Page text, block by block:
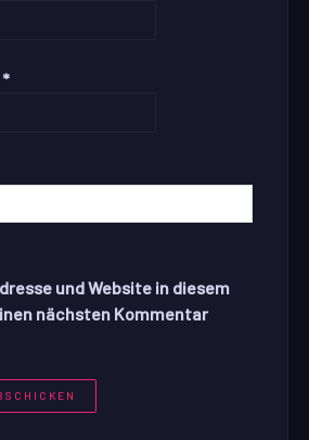
*
und Website in diesem
nächsten Kommentar